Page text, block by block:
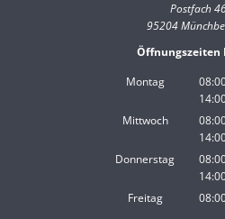
Postfach
95204
Öffnungszeiten
Montag
Mittwoch
Donnerstag
Freitag